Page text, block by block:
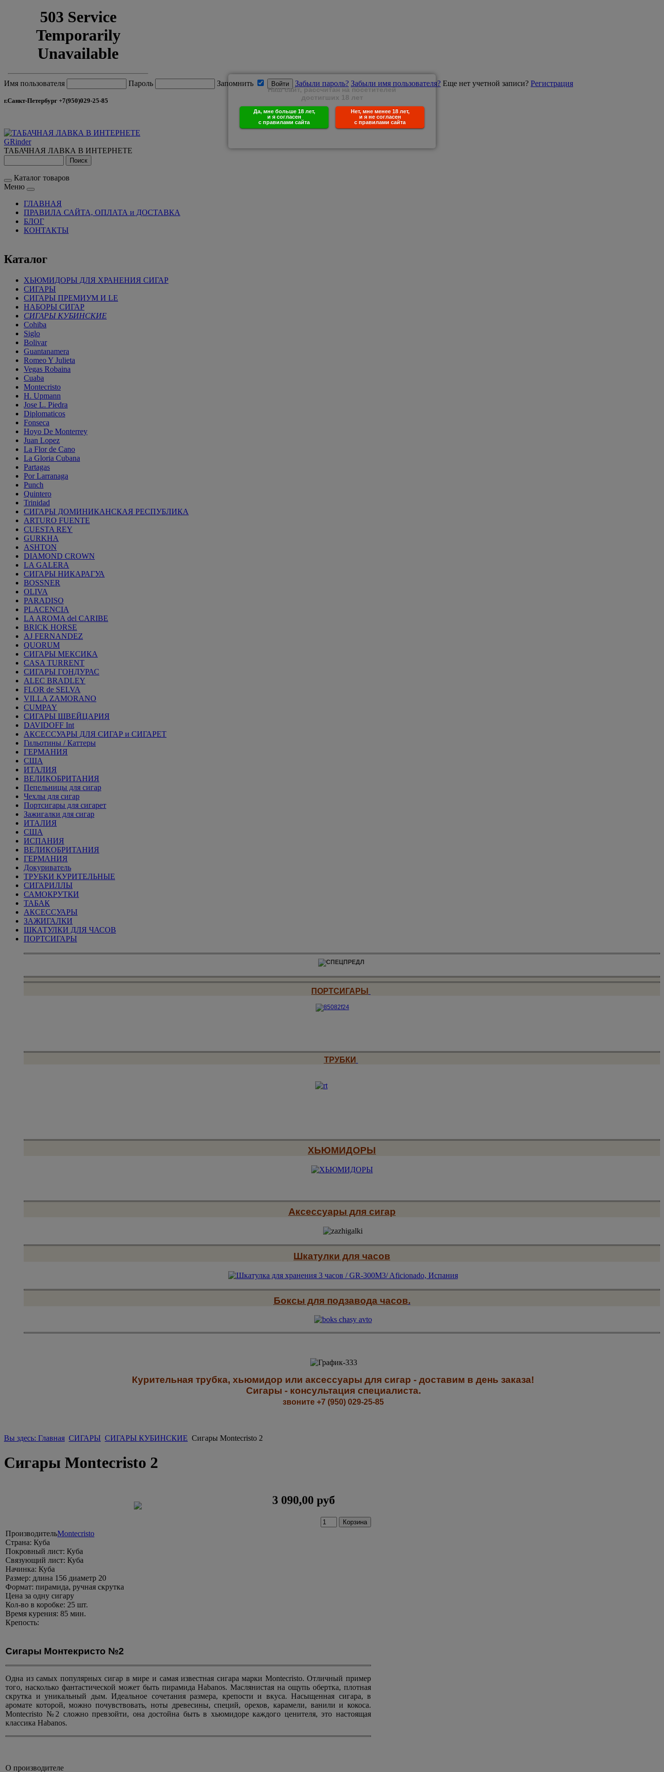
Наш сайт, рассчитан на посетителей
достигших 18 лет
Да, мне больше 18 лет,
и я согласен
с правилами сайта
Нет, мне менее 18 лет,
и я не согласен
с правилами сайта
Имя пользователя Пароль Запомнить Забыли пароль? Забыли имя пользователя? Еще нет учетной записи? Регистрация
г.Санкт-Петербург +7(950)029-25-85
GRinder
ТАБАЧНАЯ ЛАВКА В ИНТЕРНЕТЕ
Каталог товаров
Меню
ГЛАВНАЯ
ПРАВИЛА САЙТА, ОПЛАТА и ДОСТАВКА
БЛОГ
КОНТАКТЫ
Каталог
ХЬЮМИДОРЫ ДЛЯ ХРАНЕНИЯ СИГАР
СИГАРЫ
СИГАРЫ ПРЕМИУМ И LE
НАБОРЫ СИГАР
СИГАРЫ КУБИНСКИЕ
Cohiba
Siglo
Bolivar
Guantanamera
Romeo Y Julieta
Vegas Robaina
Cuaba
Montecristo
H. Upmann
Jose L. Piedra
Diplomaticos
Fonseca
Hoyo De Monterrey
Juan Lopez
La Flor de Cano
La Gloria Cubana
Partagas
Por Larranaga
Punch
Quintero
Trinidad
СИГАРЫ ДОМИНИКАНСКАЯ РЕСПУБЛИКА
ARTURO FUENTE
CUESTA REY
GURKHA
ASHTON
DIAMOND CROWN
LA GALERA
СИГАРЫ НИКАРАГУА
BOSSNER
OLIVA
PARADISO
PLACENCIA
LA AROMA del CARIBE
BRICK HORSE
AJ FERNANDEZ
QUORUM
СИГАРЫ МЕКСИКА
CASA TURRENT
СИГАРЫ ГОНДУРАС
ALEC BRADLEY
FLOR de SELVA
VILLA ZAMORANO
CUMPAY
СИГАРЫ ШВЕЙЦАРИЯ
DAVIDOFF Int
АКСЕССУАРЫ ДЛЯ СИГАР и СИГАРЕТ
Гильотины / Каттеры
ГЕРМАНИЯ
США
ИТАЛИЯ
ВЕЛИКОБРИТАНИЯ
Пепельницы для сигар
Чехлы для сигар
Портсигары для сигарет
Зажигалки для сигар
ИТАЛИЯ
США
ИСПАНИЯ
ВЕЛИКОБРИТАНИЯ
ГЕРМАНИЯ
Докуриватель
ТРУБКИ КУРИТЕЛЬНЫЕ
СИГАРИЛЛЫ
САМОКРУТКИ
ТАБАК
АКСЕССУАРЫ
ЗАЖИГАЛКИ
ШКАТУЛКИ ДЛЯ ЧАСОВ
ПОРТСИГАРЫ
ПОРТСИГАРЫ
ТРУБКИ
ХЬЮМИДОРЫ
Аксессуары для сигар
Шкатулки для часов
Боксы для подзавода часов.
Курительная трубка, хьюмидор или аксессуары для сигар - доставим в день заказа!
Сигары - консультация специалиста.
звоните +7 (950) 029-25-85
Вы здесь: Главная СИГАРЫ СИГАРЫ КУБИНСКИЕ Сигары Montecristo 2
Сигары Montecristo 2
3 090,00 руб
ПроизводительMontecristo
Страна: Куба
Покровный лист: Куба
Связующий лист: Куба
Начинка: Куба
Размер: длина 156 диаметр 20
Формат: пирамида, ручная скрутка
Цена за одну сигару
Кол-во в коробке: 25 шт.
Время курения: 85 мин.
Крепость:
Сигары Монтекристо №2
Одна из самых популярных сигар в мире и самая известная сигара марки Montecristo. Отличный пример
того, насколько фантастической может быть пирамида Habanos. Маслянистая на ощупь обертка, плотная
скрутка и уникальный дым. Идеальное сочетания размера, крепости и вкуса. Насыщенная сигара, в
аромате которой, можно почувствовать, ноты древесины, специй, орехов, карамели, ванили и кокоса.
Montecristo №2 сложно превзойти, она достойна быть в хьюмидоре каждого ценителя, это настоящая
классика Habanos.
О производителе